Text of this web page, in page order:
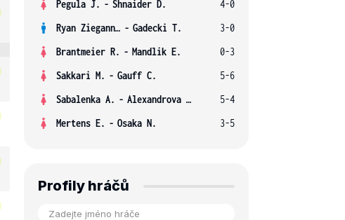
Pegula J. - Shnaider D.
4-0
Ryan Ziegann S. - Gadecki T.
3-0
Brantmeier R. - Mandlik E.
0-3
Sakkari M. - Gauff C.
5-6
Sabalenka A. - Alexandrova E.
5-4
Mertens E. - Osaka N. 3-5
Profily hráčů